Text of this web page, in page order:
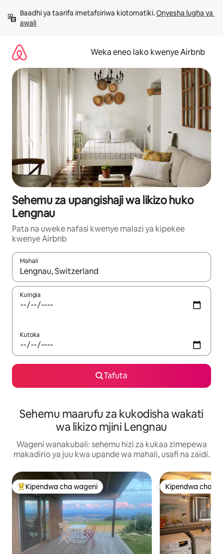
kwenda
kwenye
Baadhi ya taarifa imetafsiriwa kiotomatiki. Onyesha lugha ya
awali
Weka eneo lako kwenye Airbnb
Sehemu za upangishaji wa likizo huko
Lengnau
Pata na uweke nafasi kwenye malazi ya kipekee
kwenye Airbnb
Mahali
Wakati matokeo yanapatikana, vinjari kwa kutumia vitufe vya
Kuingia
Kutoka
Tafuta
Sehemu maarufu za kukodisha wakati
wa likizo mjini Lengnau
Wageni wanakubali: sehemu hizi za kukaa zimepewa
makadirio ya juu kwa upande wa mahali, usafi na zaidi.
Kipendwa maarufu cha wageni
Kipendwa cha wageni Kipendwa cha
Kipendwa cha